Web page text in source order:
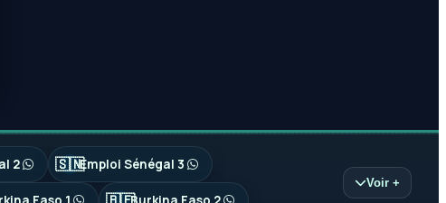
2 🇸🇳Emploi Sénégal 3
Voir +